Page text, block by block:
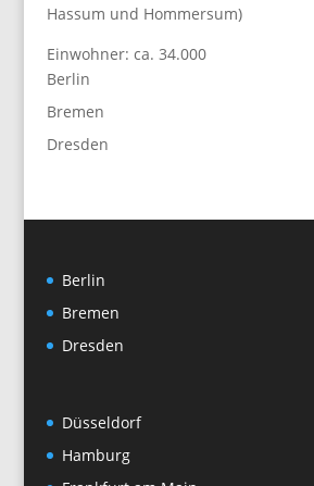
Hassum und Hommersum)
Einwohner: ca. 34.000
Berlin
Bremen
Dresden
Berlin
Bremen
Dresden
Düsseldorf
Hamburg